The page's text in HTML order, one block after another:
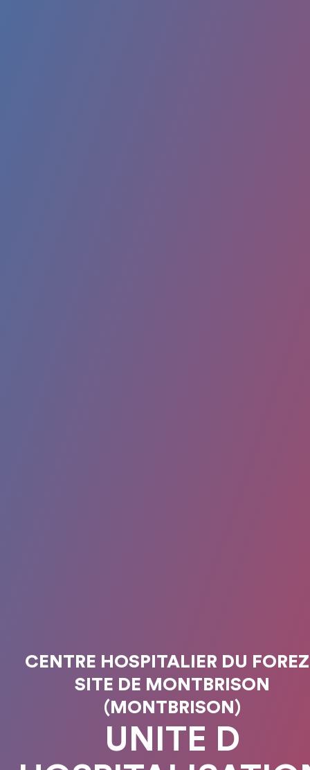
CENTRE HOSPITALIER DU
SITE DE MONTBRISON
(MONTBRISON)
UNITE D